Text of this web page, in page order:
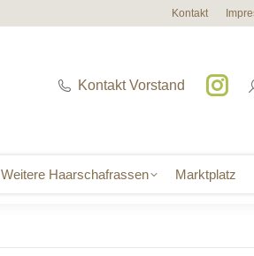
Kontakt
Kontakt Vorstand
Weitere Haarschafrassen Marktplatz
Weitere Haarschafrassen Marktplatz